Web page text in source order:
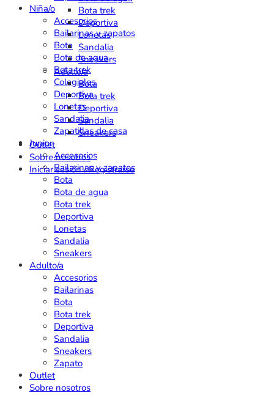
Niña/o
Accesorios
Bailarinas y zapatos
Bota
Bota de agua
Bota trek
Colegiales
Deportiva
Lonetas
Sandalia
Zapatillas de casa
Junior
Accesorios
Bailarinas y zapatos
Bota
Bota de agua
Bota trek
Deportiva
Lonetas
Sandalia
Sneakers
Adulto/a
Accesorios
Bailarinas
Bota
Bota trek
Deportiva
Sandalia
Sneakers
Zapato
Outlet
Sobre nosotros
Bota trek
Deportiva
Lonetas
Sandalia
Sneakers
Adulto/a
Bota
Bota trek
Deportiva
Sandalia
Sneakers
Outlet
Sobre nosotros
Iniciar sesión / Registrarse